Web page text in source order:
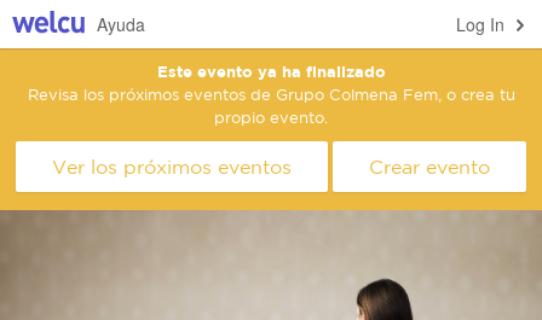
Log In
Ayuda
Este evento ya ha finalizado
Revisa los próximos eventos de Grupo Colmena Fem, o crea tu
propio evento.
Ver los próximos eventos Crear evento